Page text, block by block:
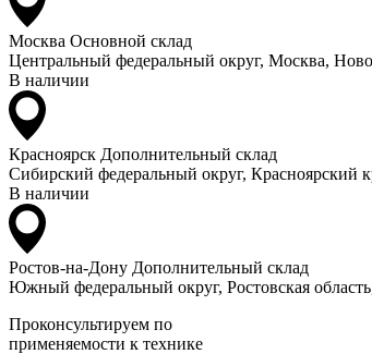
Москва Основной склад
Центральный федеральный округ, Москва,
В наличии
Красноярск Дополнительный склад
Сибирский федеральный округ, Красноярский
В наличии
Ростов-на-Дону Дополнительный склад
Южный федеральный округ, Ростовская
Проконсультируем по
применяемости к технике